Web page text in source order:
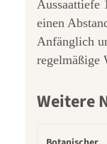
Aussaattiefe
einen
Anfänglich
regelmäßige
Weitere